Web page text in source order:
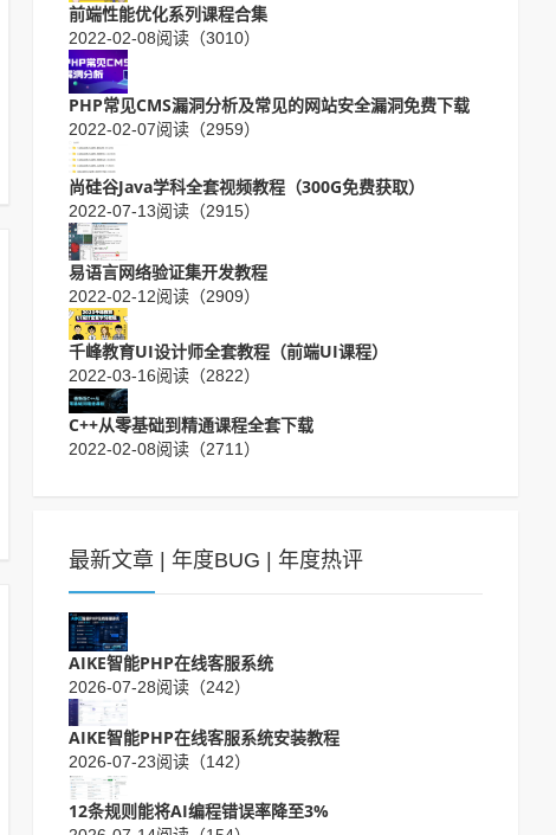
前端性能优化系列课程合集
2022-02-08阅读（3010）
PHP常见CMS漏洞分析及常见的网站安全漏洞免费下载
2022-02-07阅读（2959）
尚硅谷Java学科全套视频教程（300G免费获取）
2022-07-13阅读（2915）
易语言网络验证集开发教程
2022-02-12阅读（2909）
千峰教育UI设计师全套教程（前端UI课程）
2022-03-16阅读（2822）
C++从零基础到精通课程全套下载
2022-02-08阅读（2711）
最新文章 年度BUG 年度热评
AIKE智能PHP在线客服系统
2026-07-28阅读（242）
AIKE智能PHP在线客服系统安装教程
2026-07-23阅读（142）
12条规则能将AI编程错误率降至3%